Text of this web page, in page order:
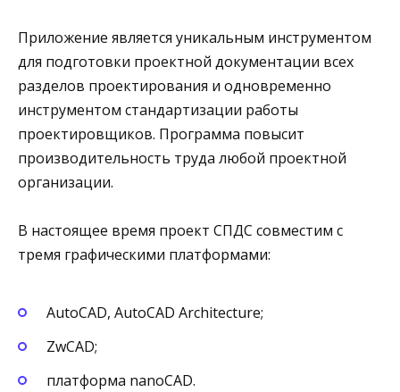
Приложение является уникальным инструментом
для подготовки проектной документации всех
разделов проектирования и одновременно
инструментом стандартизации работы
проектировщиков. Программа повысит
производительность труда любой проектной
организации.
В настоящее время проект СПДС совместим с
тремя графическими платформами:
AutoCAD, AutoCAD Architecture;
ZwCAD;
платформа nanoCAD.